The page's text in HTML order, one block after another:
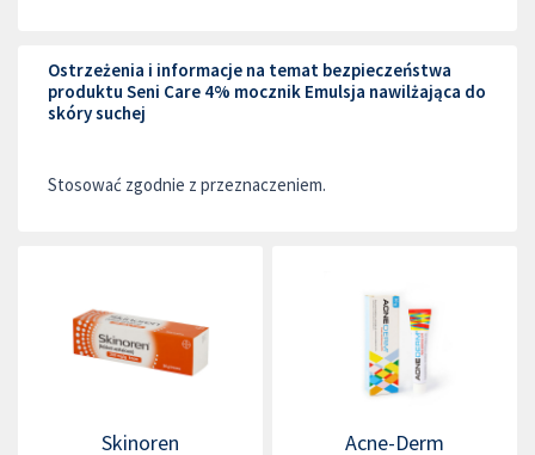
Ostrzeżenia i informacje na temat bezpieczeństwa
produktu Seni Care 4% mocznik Emulsja nawilżająca do
skóry suchej
Stosować zgodnie z przeznaczeniem.
Skinoren Acne-Derm